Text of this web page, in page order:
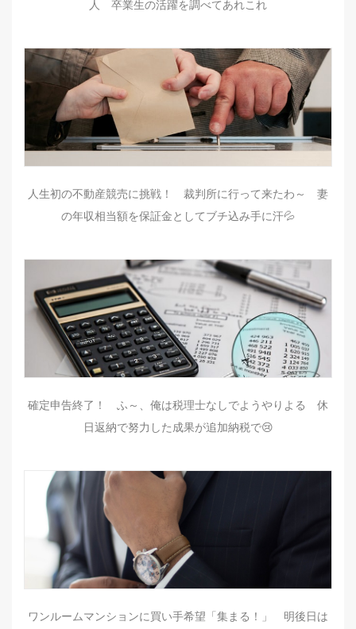
人 卒業生の活躍を調べてあれこれ
人生初の不動産競売に挑戦！ 裁判所に行って来たわ～ 妻
の年収相当額を保証金としてブチ込み手に汗💦
確定申告終了！ ふ～、俺は税理士なしでようやりよる 休
日返納で努力した成果が追加納税で😢
ワンルームマンションに買い手希望「集まる！」 明後日は